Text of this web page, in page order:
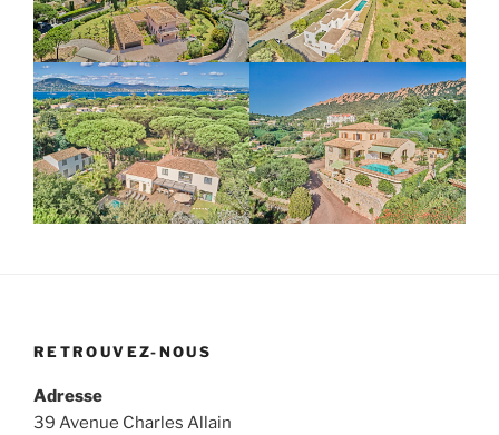
RETROUVEZ-NOUS
Adresse
39 Avenue Charles Allain